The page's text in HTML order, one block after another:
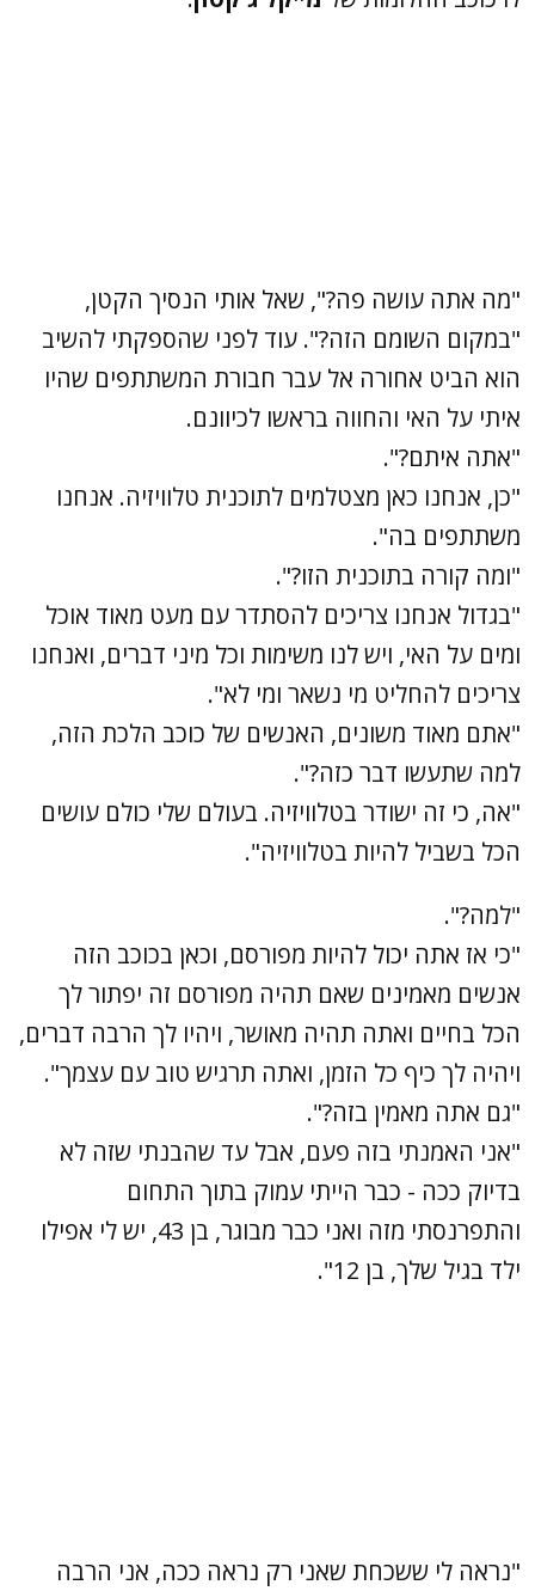
"מה אתה עושה פה?", שאל אותי הנסיך הקטן,
"במקום השומם הזה?". עוד לפני שהספקתי להשיב
הוא הביט אחורה אל עבר חבורת המשתתפים שהיו
איתי על האי והחווה בראשו לכיוונם.
"אתה איתם?".
"כן, אנחנו כאן מצטלמים לתוכנית טלוויזיה. אנחנו
משתתפים בה".
"ומה קורה בתוכנית הזו?".
"בגדול אנחנו צריכים להסתדר עם מעט מאוד אוכל
ומים על האי, ויש לנו משימות וכל מיני דברים, ואנחנו
צריכים להחליט מי נשאר ומי לא".
"אתם מאוד משונים, האנשים של כוכב הלכת הזה,
למה שתעשו דבר כזה?".
"אה, כי זה ישודר בטלוויזיה. בעולם שלי כולם עושים
הכל בשביל להיות בטלוויזיה".
"למה?".
"כי אז אתה יכול להיות מפורסם, וכאן בכוכב הזה
אנשים מאמינים שאם תהיה מפורסם זה יפתור לך
הכל בחיים ואתה תהיה מאושר, ויהיו לך הרבה דברים,
ויהיה לך כיף כל הזמן, ואתה תרגיש טוב עם עצמך".
"גם אתה מאמין בזה?".
"אני האמנתי בזה פעם, אבל עד שהבנתי שזה לא
בדיוק ככה - כבר הייתי עמוק בתוך התחום
והתפרנסתי מזה ואני כבר מבוגר, בן 43, יש לי אפילו
ילד בגיל שלך, בן 12".
"נראה לי ששכחת שאני רק נראה ככה, אני הרבה